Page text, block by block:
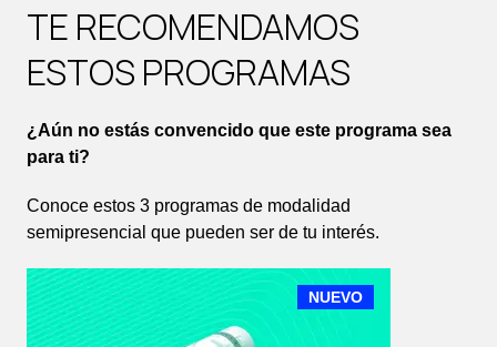
TE RECOMENDAMOS
ESTOS PROGRAMAS
¿Aún no estás convencido que este programa sea
para ti?
Conoce estos 3 programas de modalidad
semipresencial que pueden ser de tu interés.
NUEVO